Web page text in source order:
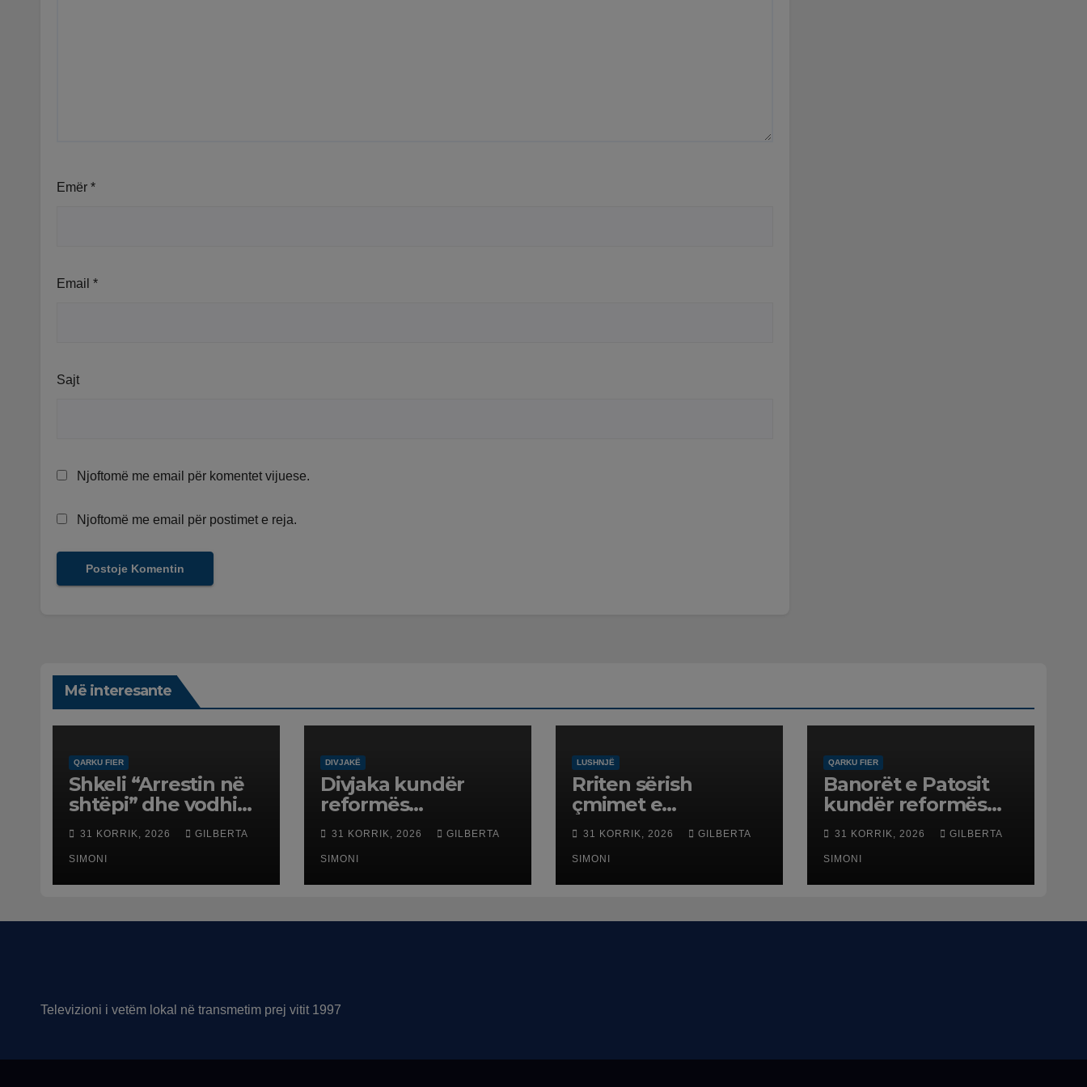
Emër *
Email *
Sajt
Njoftomë me email për komentet vijuese.
Njoftomë me email për postimet e reja.
Më interesante
QARKU FIER
Shkeli “Arrestin në
shtëpi” dhe vodhi
automjetin,
arrestohet 43-
vjeçari
31 KORRIK, 2026 GILBERTA
SIMONI
DIVJAKË
Divjaka kundër
reformës
territoriale, banorët
dalin në protestë.
31 KORRIK, 2026 GILBERTA
SIMONI
LUSHNJË
Rriten sërish
çmimet e
karburanteve në
pikat e
karburanteve në
Lushnjë. Tensionet
shtrenjtojnë naftën
31 KORRIK, 2026 GILBERTA
SIMONI
QARKU FIER
Banorët e Patosit
kundër reformës
territoriale: Të mos
humbasim
identitetin e qytetit
31 KORRIK, 2026 GILBERTA
SIMONI
Televizioni i vetëm lokal në transmetim prej vitit 1997